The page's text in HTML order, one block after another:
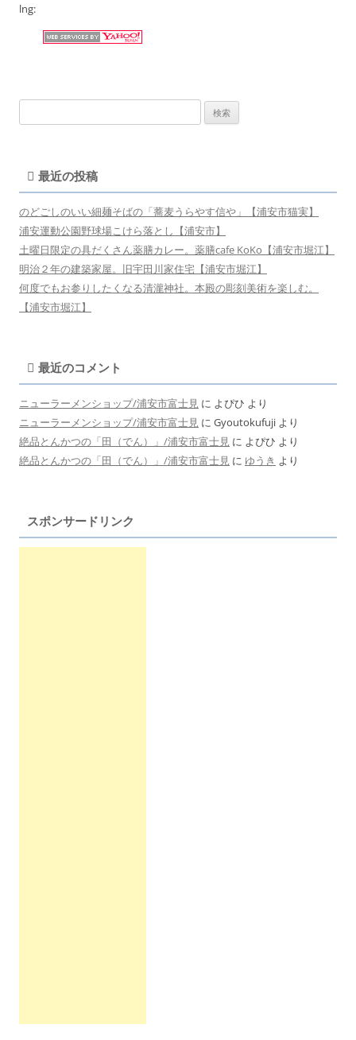
lng:
索:
最近の投稿
のどごしのいい細麺そばの「蕎麦うらやす信や」【浦安市猫実】
浦安運動公園野球場こけら落とし【浦安市】
土曜日限定の具だくさん薬膳カレー。薬膳cafe KoKo【浦安市堀江】
明治２年の建築家屋。旧宇田川家住宅【浦安市堀江】
何度でもお参りしたくなる清瀧神社。本殿の彫刻美術を楽しむ。
【浦安市堀江】
最近のコメント
ニューラーメンショップ/浦安市富士見 に よぴひ より
ニューラーメンショップ/浦安市富士見 に Gyoutokufuji より
絶品とんかつの「田（でん）」/浦安市富士見 に よぴひ より
絶品とんかつの「田（でん）」/浦安市富士見 に ゆうき より
スポンサードリンク